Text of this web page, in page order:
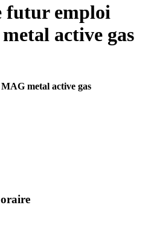
futur emploi
active gas
metal active gas